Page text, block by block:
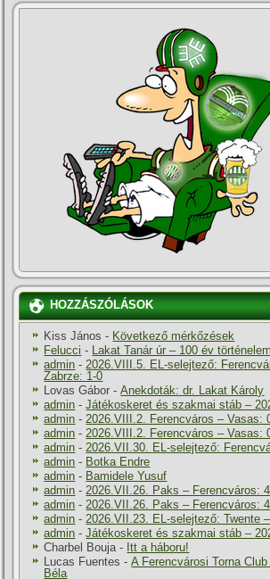
HOZZÁSZÓLÁSOK
Kiss János - Következő mérkőzések
Felucci - Lakat Tanár úr – 100 év történelem
admin -2026.VIII.5. EL-selejtező:
Zabrze: 1-0
Lovas Gábor -Anekdoták: dr. Lakat Károly
admin -Játékoskeret és szakmai stáb –
admin -2026.VIII.2. Ferencváros – Vasas:
admin -2026.VIII.2. Ferencváros – Vasas:
admin -2026.VII.30. EL-selejtező:
admin - Botka Endre
admin - Bamidele Yusuf
admin -2026.VII.26. Paks – Ferencváros:
admin -2026.VII.26. Paks – Ferencváros:
admin -2026.VII.23. EL-selejtező: Twente
admin -Játékoskeret és szakmai stáb –
Charbel Bouja- Itt a háboru!
Lucas Fuentes -A Ferencvárosi Torna
Béla